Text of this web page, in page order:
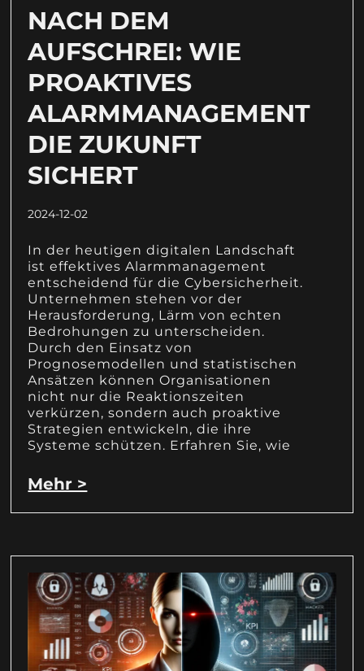
NACH DEM
AUFSCHREI: WIE
PROAKTIVES
ALARMMANAGEMENT
DIE ZUKUNFT
SICHERT
2024-12-02
In der heutigen digitalen Landschaft
ist effektives Alarmmanagement
entscheidend für die Cybersicherheit.
Unternehmen stehen vor der
Herausforderung, Lärm von echten
Bedrohungen zu unterscheiden.
Durch den Einsatz von
Prognosemodellen und statistischen
Ansätzen können Organisationen
nicht nur die Reaktionszeiten
verkürzen, sondern auch proaktive
Strategien entwickeln, die ihre
Systeme schützen. Erfahren Sie, wie
Mehr >